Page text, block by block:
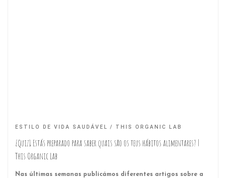
ESTILO DE VIDA SAUDÁVEL THIS ORGANIC LAB
[Quiz] Estás preparado para saber quais são os teus hábitos alimentares? |
This Organic Lab
Nas últimas semanas publicámos diferentes artigos sobre a